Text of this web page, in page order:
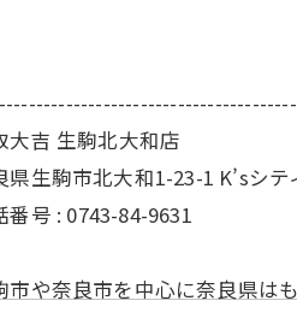
大吉 生駒北大和店
県生駒市北大和1-23-1 K’sシテ
番号 : 0743-84-9631
市や奈良市を中心に奈良県は